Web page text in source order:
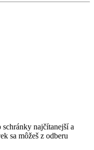
najčítanejší a
sa môžeš z odberu